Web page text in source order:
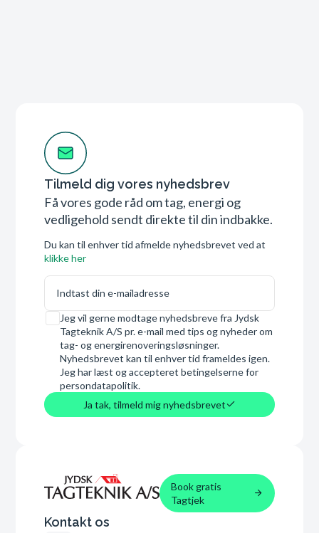
Tilmeld dig vores nyhedsbrev
Få vores gode råd om tag, energi og
vedligehold sendt direkte til din indbakke.
Du kan til enhver tid afmelde nyhedsbrevet ved at
klikke her
E-mail
Samtykke
Jeg vil gerne modtage nyhedsbreve fra Jydsk
Tagteknik A/S pr. e-mail med tips og nyheder om
tag- og energirenoveringsløsninger.
Nyhedsbrevet kan til enhver tid frameldes igen.
Jeg har læst og accepteret betingelserne for
persondatapolitik.
Ja tak, tilmeld mig nyhedsbrevet
Book gratis
Tagtjek
Kontakt os